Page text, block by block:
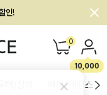
인!
0
10,000
하의/레깅스